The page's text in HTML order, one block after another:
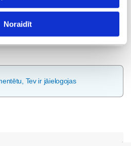
Noraidīt
Tev ir jāielogojas